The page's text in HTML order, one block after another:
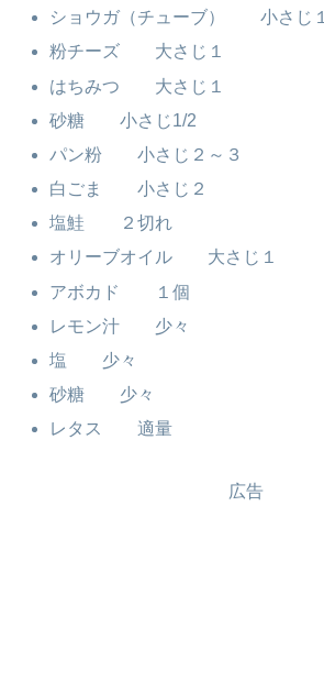
ショウガ（チューブ） 小さじ１
粉チーズ 大さじ１
はちみつ 大さじ１
砂糖 小さじ1/2
パン粉 小さじ２～３
白ごま 小さじ２
塩鮭 ２切れ
オリーブオイル 大さじ１
アボカド １個
レモン汁 少々
塩 少々
砂糖 少々
レタス 適量
広告